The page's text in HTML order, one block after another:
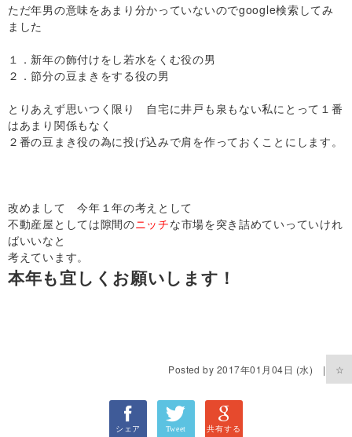
ただ年男の意味をあまり分かっていないのでgoogle検索してみ
ました
１．新年の飾付けをし若水をくむ役の男
２．節分の豆まきをする役の男
とりあえず思いつく限り 自宅に井戸も泉もない私にとって１番
はあまり関係もなく
２番の豆まき役の為に投げ込みで肩を作っておくことにします。
改めまして 今年１年の考えとして
不動産屋としては隙間のニッチな市場を突き詰めていっていけれ
ばいいなと
考えています。
本年も宜しくお願いします！
Posted by 2017年01月04日 (水) | ☆
シェア Tweet 共有する